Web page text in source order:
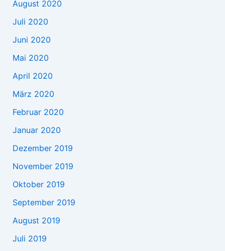
August 2020
Juli 2020
Juni 2020
Mai 2020
April 2020
März 2020
Februar 2020
Januar 2020
Dezember 2019
November 2019
Oktober 2019
September 2019
August 2019
Juli 2019